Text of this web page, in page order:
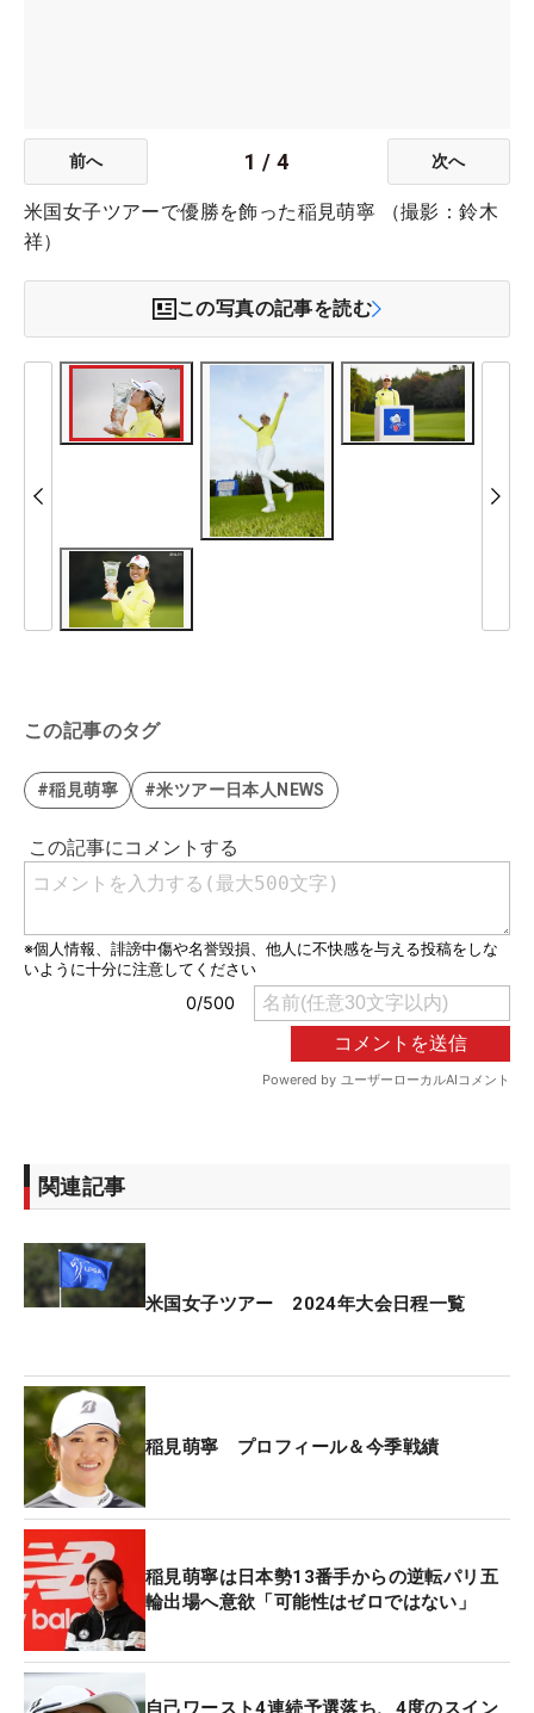
前へ 1 /4 次へ
米国女子ツアーで優勝を飾った稲見萌寧 （撮影：鈴木
祥）
この写真の記事を読む
この記事のタグ
#稲見萌寧 #米ツアー日本人NEWS
関連記事
米国女子ツアー 2024年大会日程一覧
稲見萌寧 プロフィール＆今季戦績
稲見萌寧は日本勢13番手からの逆転パリ五
輪出場へ意欲「可能性はゼロではない」
自己ワースト4連続予選落ち、4度のスイン